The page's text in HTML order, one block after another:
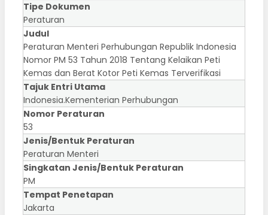
Tipe Dokumen
Peraturan
Judul
Peraturan Menteri Perhubungan Republik Indonesia
Nomor PM 53 Tahun 2018 Tentang Kelaikan Peti
Kemas dan Berat Kotor Peti Kemas Terverifikasi
Tajuk Entri Utama
Indonesia.Kementerian Perhubungan
Nomor Peraturan
53
Jenis/Bentuk Peraturan
Peraturan Menteri
Singkatan Jenis/Bentuk Peraturan
PM
Tempat Penetapan
Jakarta